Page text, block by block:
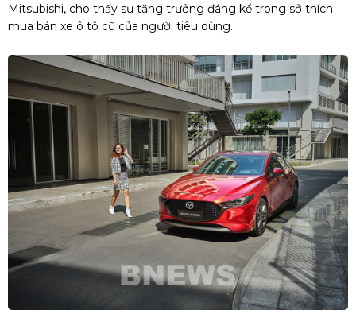
Mitsubishi, cho thấy sự tăng trưởng đáng kể trong sở thích
mua bán xe ô tô cũ của người tiêu dùng.